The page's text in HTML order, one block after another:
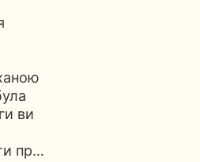
ви
пр…